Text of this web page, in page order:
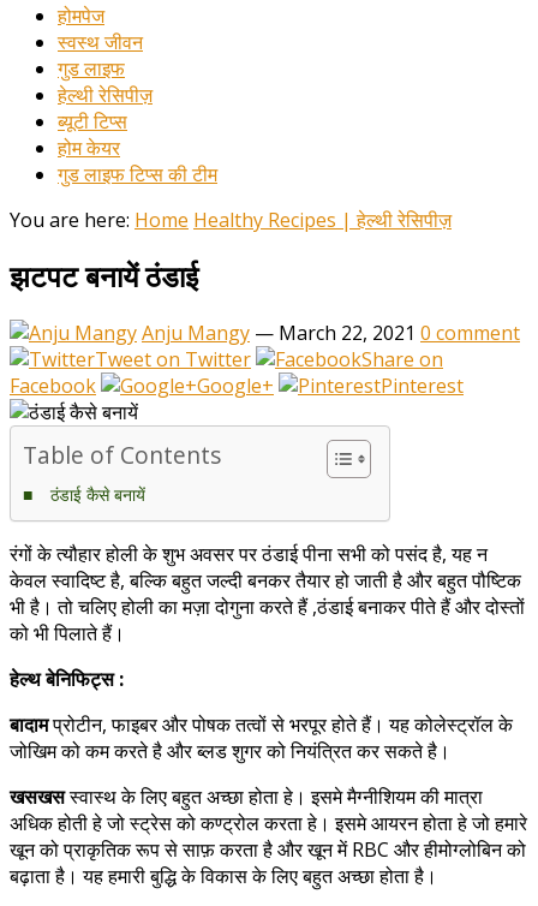
होमपेज
स्वस्थ जीवन
गुड लाइफ
हेल्थी रेसिपीज़
ब्यूटी टिप्स
होम केयर
गुड लाइफ टिप्स की टीम
You are here: Home Healthy Recipes | हेल्थी रेसिपीज़
झटपट बनायें ठंडाई
Anju Mangy — March 22, 2021 0 comment
Tweet on Twitter
Share on
Facebook
Google+ Pinterest
Table of Contents
ठंडाई कैसे बनायें
रंगों के त्यौहार होली के शुभ अवसर पर ठंडाई पीना सभी को पसंद है, यह न
केवल स्वादिष्ट है, बल्कि बहुत जल्दी बनकर तैयार हो जाती है और बहुत पौष्टिक
भी है। तो चलिए होली का मज़ा दोगुना करते हैं ,ठंडाई बनाकर पीते हैं और दोस्तों
को भी पिलाते हैं।
हेल्थ बेनिफिट्स :
बादामप्रोटीन, फाइबर और पोषक तत्वों से भरपूर होते हैं। यह कोलेस्ट्रॉल के
जोखिम को कम करते है और ब्लड शुगर को नियंत्रित कर सकते है।
खसखसस्वास्थ के लिए बहुत अच्छा होता हे। इसमे मैग्नीशियम की मात्रा
अधिक होती हे जो स्ट्रेस को कण्ट्रोल करता हे। इसमे आयरन होता हे जो हमारे
खून को प्राकृतिक रूप से साफ़ करता है और खून में RBC और हीमोग्लोबिन को
बढ़ाता है। यह हमारी बुद्धि के विकास के लिए बहुत अच्छा होता है।